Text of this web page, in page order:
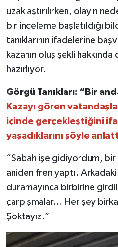
uzaklaştırılırken, olayın
bir inceleme başlatıldığı
tanıklarının ifadelerine
kazanın oluş şekli
hazırlıyor.
Görgü Tanıkları: “Bir
Kazayı gören
içinde gerçekleştiğini
yaşadıklarını şöyle
“Sabah işe gidiyordum,
aniden fren yaptı.
duramayınca birbirine
çarpışmalar… Her şey
Şoktayız.”